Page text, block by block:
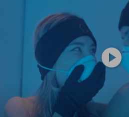
play_circle